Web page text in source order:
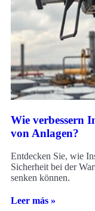
Wie verbessern
von Anlagen?
Entdecken Sie, wie
Sicherheit bei der
senken können.
Leer más »